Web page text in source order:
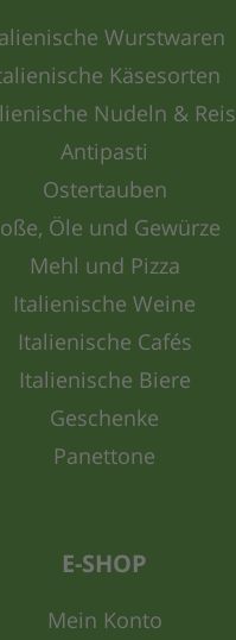
Wurstwaren
Käsesorten
Nudeln & Reis
Antipasti
Ostertauben
Öle und Gewürze
Mehl und Pizza
Italienische Weine
Italienische Cafés
Italienische Biere
Geschenke
Panettone
E-SHOP
Mein Konto